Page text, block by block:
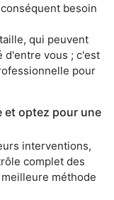
besoin
qui peuvent
d'entre vous ; c'est
pour
et optez pour une
interventions,
complet des
méthode